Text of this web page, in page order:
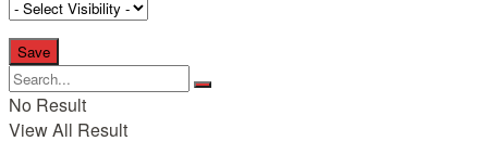
No Result
View All Result